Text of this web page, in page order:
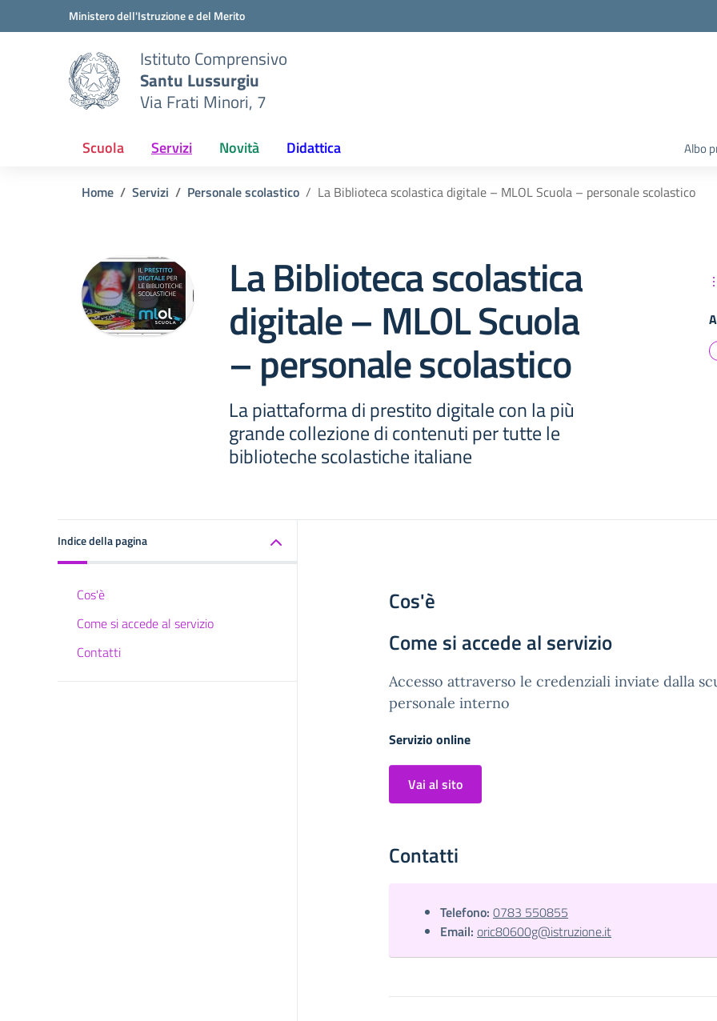
Vai ai contenuti
Vai al menu di navigazioneMinistero dell'Istruzione e del Merito
Istituto Comprensivo
Santu Lussurgiu
Via Frati Minori, 7
Scuola Servizi Novità Didattica Albo
Home Servizi Personale scolastico La Biblioteca scolastica digitale – MLOL Scuola – personale scolastico
La Biblioteca scolastica
digitale – MLOL Scuola
– personale scolastico
La piattaforma di prestito digitale con la più
grande collezione di contenuti per tutte le
biblioteche scolastiche italiane
Indice della pagina
Cos'è
Come si accede al servizio
Contatti
Cos'è
Come si accede al servizio
Accesso attraverso le credenziali inviate dalla
personale interno
Servizio online
Vai al sito
Contatti
Telefono: 0783 550855
Email: oric80600g@istruzione.it